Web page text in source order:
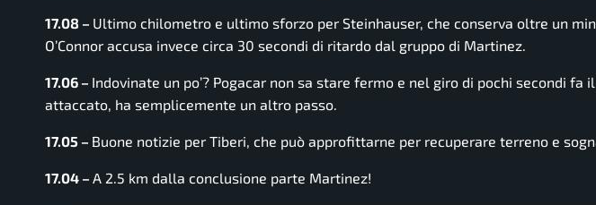
17.08 – Ultimo chilometro e ultimo sforzo per Steinhauser, che conserva oltre un
O’Connor accusa invece circa 30 secondi di ritardo dal gruppo di Martinez.
17.06 – Indovinate un po’? Pogacar non sa stare fermo e nel giro di pochi secondi
attaccato, ha semplicemente un altro passo.
17.05 – Buone notizie per Tiberi, che può approfittarne per recuperare terreno e
17.04 – A 2.5 km dalla conclusione parte Martinez!